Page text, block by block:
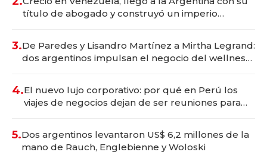
título de abogado y construyó un imperio
3.De Paredes y Lisandro Martínez a Mirtha Legrand:
dos argentinos impulsan el negocio del wellness
4.El nuevo lujo corporativo: por qué en Perú los
viajes de negocios dejan de ser reuniones para
5.Dos argentinos levantaron US$ 6,2 millones de la
mano de Rauch, Englebienne y Woloski